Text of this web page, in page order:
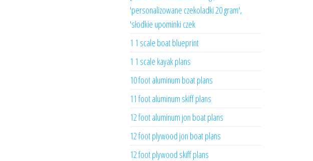
'personalizowane czekoladki 20 gram',
'słodkie upominki czek
1 1 scale boat blueprint
1 1 scale kayak plans
10 foot aluminum boat plans
11 foot aluminum skiff plans
12 foot aluminum jon boat plans
12 foot plywood jon boat plans
12 foot plywood skiff plans